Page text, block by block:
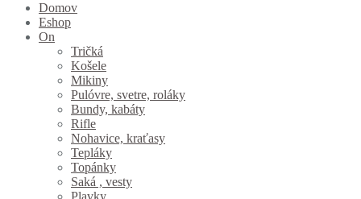
Domov
Eshop
On
Tričká
Košele
Mikiny
Pulóvre, svetre, roláky
Bundy, kabáty
Rifle
Nohavice, kraťasy
Tepláky
Topánky
Saká , vesty
Plavky